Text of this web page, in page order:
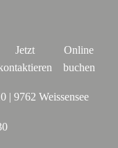
Jetzt
Online
buchen
| 9762 Weissensee